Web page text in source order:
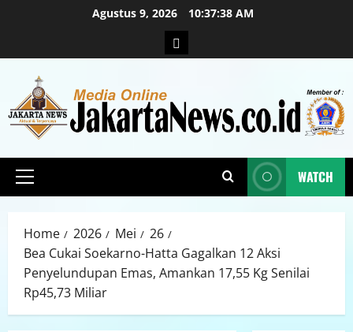
Agustus 9, 2026 10:37:40 AM
WATCH
Home 2026 Mei
26
Bea Cukai Soekarno-Hatta Gagalkan 12 Aksi
Penyelundupan Emas, Amankan 17,55 Kg Senilai
Rp45,73 Miliar